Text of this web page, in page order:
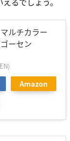
ルチカラー
ーセン
Amazon